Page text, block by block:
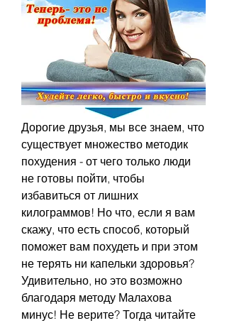
Дорогие друзья, мы все знаем, что
существует множество методик
похудения - от чего только люди
не готовы пойти, чтобы
избавиться от лишних
килограммов! Но что, если я вам
скажу, что есть способ, который
поможет вам похудеть и при этом
не терять ни капельки здоровья?
Удивительно, но это возможно
благодаря методу Малахова
минус! Не верите? Тогда читайте